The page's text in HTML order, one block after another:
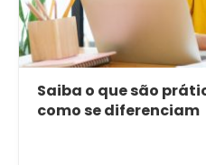
Saiba o que são
como se diferenciam